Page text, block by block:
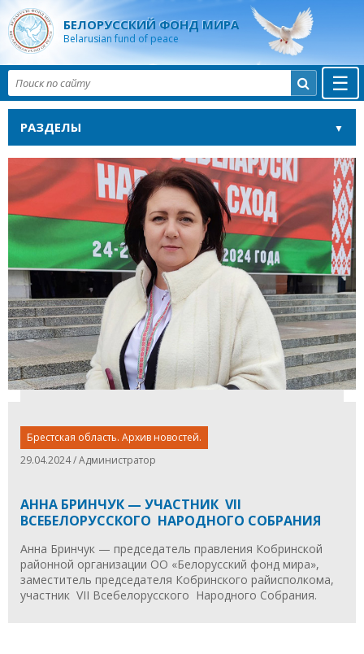
БЕЛОРУССКИЙ ФОНД МИРА
Belarusian fund of peace
☰

РАЗДЕЛЫ
Брестская область. Архив новостей.
29.04.2024 / Администратор
АННА БРИНЧУК — УЧАСТНИК VII
ВСЕБЕЛОРУССКОГО НАРОДНОГО СОБРАНИЯ
Анна Бринчук — председатель правления Кобринской
районной организации ОО «Белорусский фонд мира»,
заместитель председателя Кобринского райисполкома,
участник VII Всебелорусского Народного Собрания.